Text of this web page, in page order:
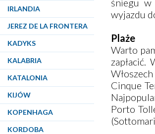
IRLANDIA
JEREZ DE LA FRONTERA
KADYKS
KALABRIA
KATALONIA
KIJÓW
KOPENHAGA
KORDOBA
śniegu w
wyjazdu
Plaże
Warto
Cinque
Porto